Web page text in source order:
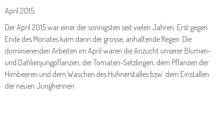
April 2015
Der April 2015 war einer der sonnigsten seit vielen Jahren. Erst gegen
Ende des Monates kam dann der grosse, anhaltende Regen. Die
dominierenden Arbeiten im April waren die Anzucht unserer Blumen-
und Dahlienjungpflanzen, der Tomaten-Setzlingen, dem Pflanzen der
Himbeeren und dem Waschen des Hühnerstalles bzw. dem Einstallen
der neuen Junghennen.